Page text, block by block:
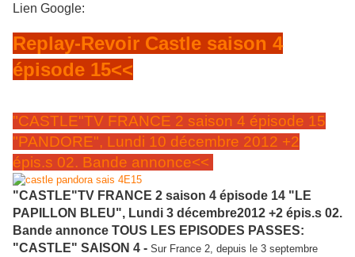
Lien Google:
Replay-Revoir Castle saison 4
épisode 15<<
"CASTLE"TV FRANCE 2 saison 4 épisode 15
"PANDORE", Lundi 10 décembre 2012 +2
épis.s 02. Bande annonce<<
"CASTLE"TV FRANCE 2 saison 4 épisode 14 "LE
PAPILLON BLEU", Lundi 3 décembre2012 +2 épis.s 02.
Bande annonce TOUS LES EPISODES PASSES:
"CASTLE" SAISON 4 - Sur France 2, depuis le 3 septembre